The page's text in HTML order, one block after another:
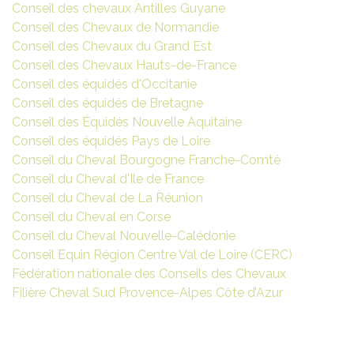
Conseil des chevaux Antilles Guyane
Conseil des Chevaux de Normandie
Conseil des Chevaux du Grand Est
Conseil des Chevaux Hauts-de-France
Conseil des équidés d'Occitanie
Conseil des équidés de Bretagne
Conseil des Équidés Nouvelle Aquitaine
Conseil des équidés Pays de Loire
Conseil du Cheval Bourgogne Franche-Comté
Conseil du Cheval d'Ile de France
Conseil du Cheval de La Réunion
Conseil du Cheval en Corse
Conseil du Cheval Nouvelle-Calédonie
Conseil Equin Région Centre Val de Loire (CERC)
Fédération nationale des Conseils des Chevaux
Filière Cheval Sud Provence-Alpes Côte d’Azur